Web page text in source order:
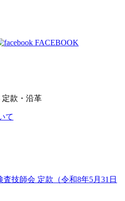
FACEBOOK
定款・沿革
て
査技師会 定款 （令和8年5月31日